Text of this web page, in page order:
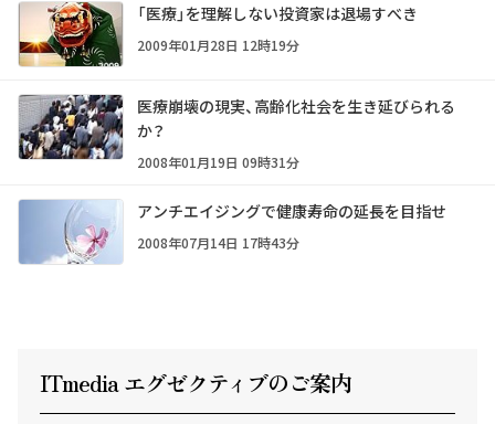
「医療」を理解しない投資家は退場すべき
2009年01月28日 12時19分
医療崩壊の現実、高齢化社会を生き延びられる
か？
2008年01月19日 09時31分
アンチエイジングで健康寿命の延長を目指せ
2008年07月14日 17時43分
ITmedia エグゼクティ ブのご案内